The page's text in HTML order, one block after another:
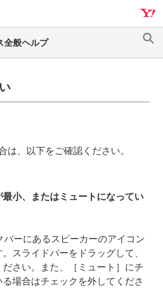
は、以下をご確認ください。
小、またはミュートになってい
ーにあるスピーカーのアイコン
スライドバーをドラッグして、
さい。また、［ミュート］にチ
場合はチェックを外してくださ